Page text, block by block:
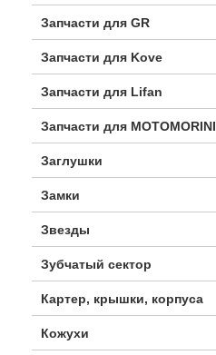
Запчасти для GR
Запчасти для Kove
Запчасти для Lifan
Запчасти для MOTOMORINI
Заглушки
Замки
Звезды
Зубчатый сектор
Картер, крышки, корпуса
Кожухи